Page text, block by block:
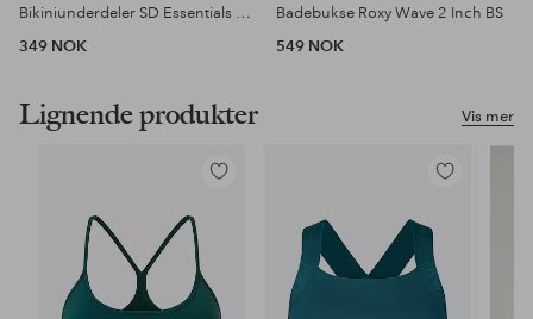
Bikiniunderdeler SD Essentials Hipster
349 NOK
Badebukse Roxy Wave 2 Inch BS
549 NOK
Vis mer
Lignende produkter
Legg
Legg
favoritter